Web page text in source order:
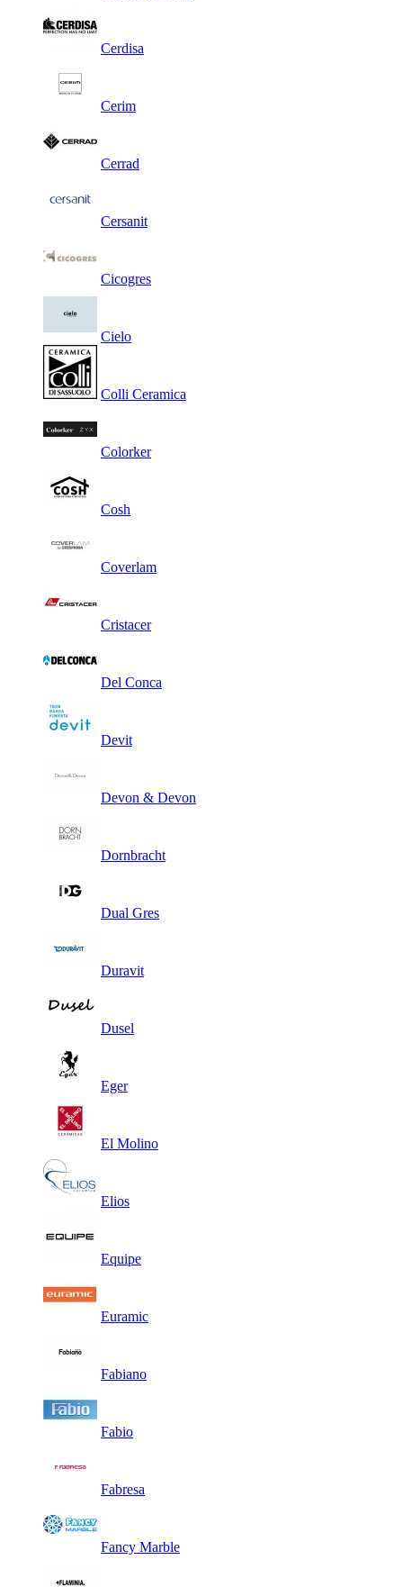
Cerdisa
Cerim
Cerrad
Cersanit
Cicogres
Cielo
Colli Ceramica
Colorker
Cosh
Coverlam
Cristacer
Del Conca
Devit
Devon & Devon
Dornbracht
Dual Gres
Duravit
Dusel
Eger
El Molino
Elios
Equipe
Euramic
Fabiano
Fabio
Fabresa
Fancy Marble